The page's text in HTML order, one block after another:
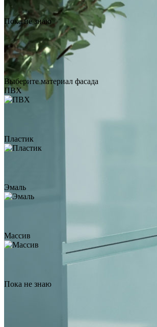
Пока не знаю
Выберите материал фасада
ПВХ
Пластик
Эмаль
Массив
Пока не знаю